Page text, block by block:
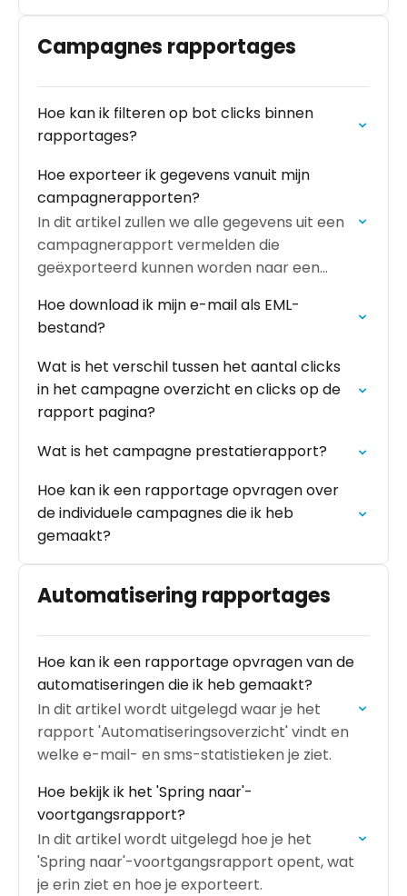
Campagnes rapportages
Hoe kan ik filteren op bot clicks binnen
rapportages?
Hoe exporteer ik gegevens vanuit mijn
campagnerapporten?
In dit artikel zullen we alle gegevens uit een
campagnerapport vermelden die
geëxporteerd kunnen worden naar een
leiden.
Hoe download ik mijn e-mail als EML-
bestand?
Wat is het verschil tussen het aantal clicks
in het campagne overzicht en clicks op de
rapport pagina?
Wat is het campagne prestatierapport?
Hoe kan ik een rapportage opvragen over
de individuele campagnes die ik heb
gemaakt?
Automatisering rapportages
Hoe kan ik een rapportage opvragen van de
automatiseringen die ik heb gemaakt?
In dit artikel wordt uitgelegd waar je het
rapport 'Automatiseringsoverzicht' vindt en
welke e-mail- en sms-statistieken je ziet.
Hoe bekijk ik het 'Spring naar'-
voortgangsrapport?
In dit artikel wordt uitgelegd hoe je het
'Spring naar'-voortgangsrapport opent, wat
je erin ziet en hoe je exporteert.